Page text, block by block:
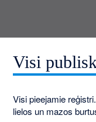
Visi
Visi pieejamie
lielos un mazos